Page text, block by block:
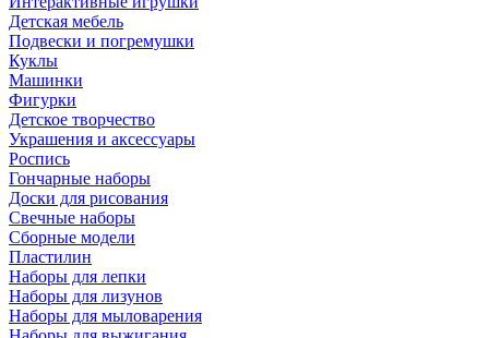
Детская мебель
Подвески и погремушки
Куклы
Машинки
Фигурки
Детское творчество
Украшения и аксессуары
Роспись
Гончарные наборы
Доски для рисования
Свечные наборы
Сборные модели
Пластилин
Наборы для лепки
Наборы для лизунов
Наборы для мыловарения